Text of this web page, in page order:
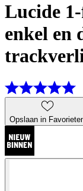
Lucide
enkel en
Opslaan in